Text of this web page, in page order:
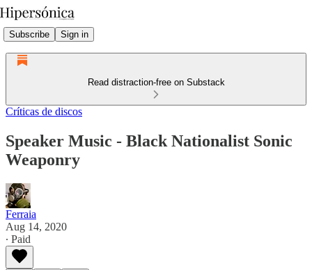
Subscribe Sign in
Read distraction-free on Substack
Críticas de discos
Speaker Music - Black Nationalist Sonic
Weaponry
Ferraia
Aug 14, 2020
∙ Paid